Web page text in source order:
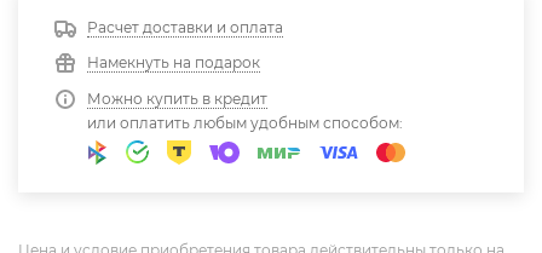
Расчет доставки и оплата
Намекнуть на подарок
Можно купить в кредит
или оплатить любым удобным способом: